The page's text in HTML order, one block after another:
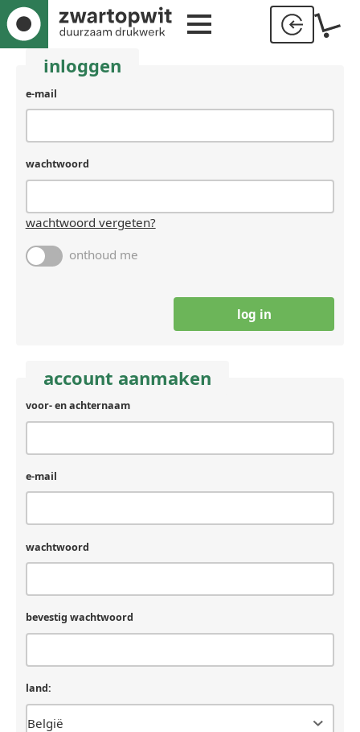
inloggen
gebruikersnaam
(laat
als
een
mens
e-mail
wachtwoord
wachtwoord vergeten?
onthoud me
account aanmaken
voor- en achternaam
e-mail
wachtwoord
bevestig wachtwoord
land:
achternaam
(laat
een
mens